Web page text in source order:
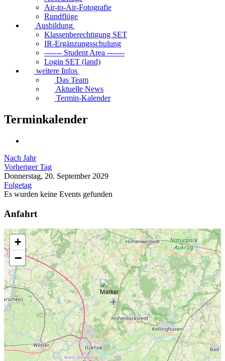
Air-to-Air-Fotografie
Rundflüge
Ausbildung
Klassenberechtigung SET
IR-Ergänzungsschulung
------- Student Area -------
Login SET (land)
weitere Infos
Das Team
Aktuelle News
Termin-Kalender
Terminkalender
Nach Jahr
Vorheriger Tag
Donnerstag, 20. September 2029
Folgetag
Es wurden keine Events gefunden
Anfahrt
+
−